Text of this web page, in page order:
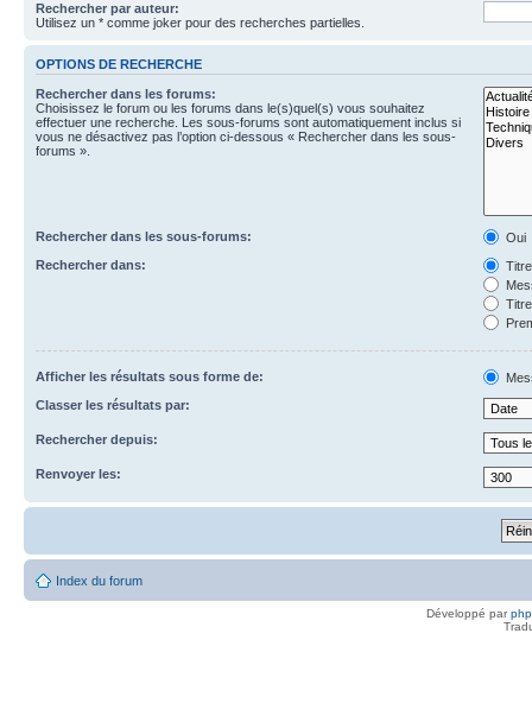
Rechercher par auteur:
Utilisez un * comme joker pour des recherches partielles.
OPTIONS DE RECHERCHE
Rechercher dans les forums:
Choisissez le forum ou les forums dans le(s)quel(s) vous souhaitez
effectuer une recherche. Les sous-forums sont automatiquement inclus si
vous ne désactivez pas l’option ci-dessous « Rechercher dans les sous-
forums ».
Rechercher dans les sous-forums:
Oui
Rechercher dans:
Afficher les résultats sous forme de:
Classer les résultats par:
Rechercher depuis:
Renvoyer les:
Index du forum
Développé par